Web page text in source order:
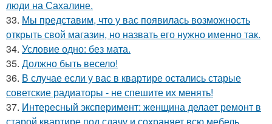
люди на Сахалине.
33. Мы представим, что у вас появилась возможность
открыть свой магазин, но назвать его нужно именно так.
34. Условие одно: без мата.
35. Должно быть весело!
36. В случае если у вас в квартире остались старые
советские радиаторы - не спешите их менять!
37. Интересный эксперимент: женщина делает ремонт в